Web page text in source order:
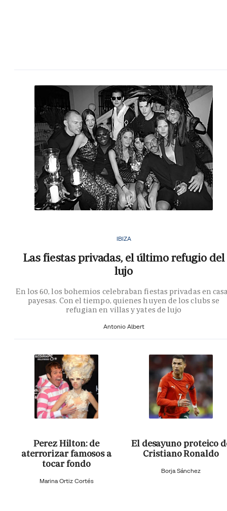
IBIZA
Las fiestas privadas, el último refugio del
lujo
En los 60, los bohemios celebraban fiestas privadas en
payesas. Con el tiempo, quienes huyen de los clubs se
refugian en villas y yates de lujo
Antonio Albert
Perez Hilton: de
aterrorizar famosos a
tocar fondo
Marina Ortiz Cortés
El desayuno proteico
Cristiano Ronaldo
Borja Sánchez